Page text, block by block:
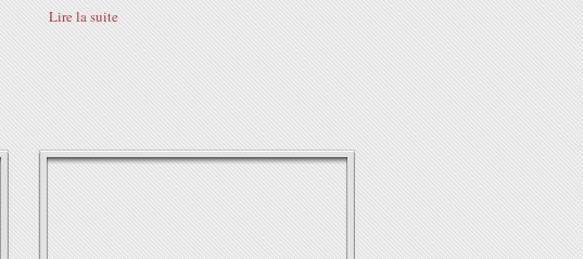
Lire la suite